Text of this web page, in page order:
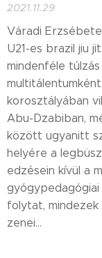
2021.11.29
Váradi
U21-es brazil jiu
mindenféle
korosztályában
Abu-Dzabiban,
között ugyanitt
helyére a
edzésein kívül a
gyógypedagógiai
folytat,
zenei...